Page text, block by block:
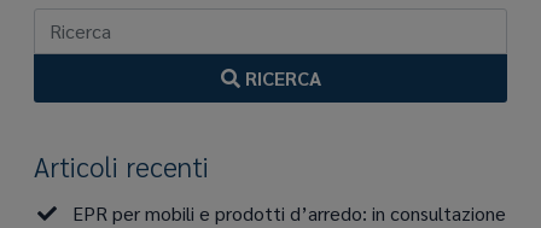
RICERCA
Articoli recenti
EPR per mobili e prodotti d’arredo: in consultazione